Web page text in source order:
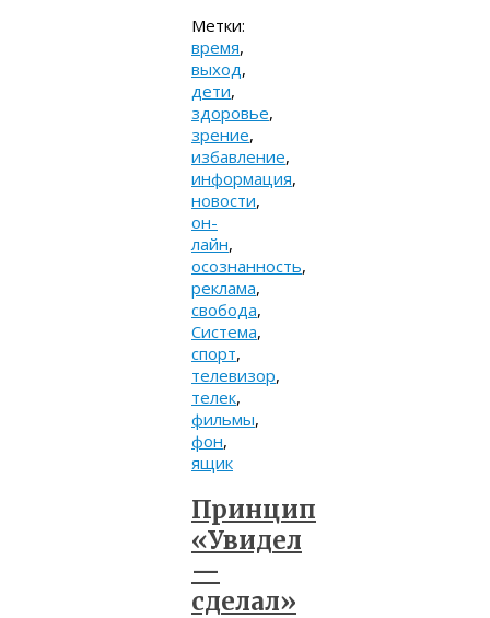
Метки:
время,
выход,
дети,
здоровье,
зрение,
избавление,
информация,
новости,
он-
лайн,
осознанность,
реклама,
свобода,
Система,
спорт,
телевизор,
телек,
фильмы,
фон,
ящик
Принцип
«Увидел
—
сделал»